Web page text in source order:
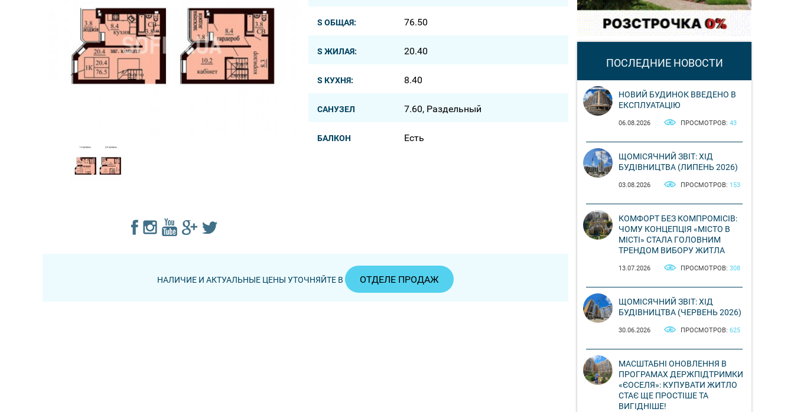
S ОБЩАЯ: 76.50
S ЖИЛАЯ: 20.40
S КУХНЯ: 8.40
САНУЗЕЛ 7.60, Раздельный
БАЛКОН Есть
НАЛИЧИЕ И АКТУАЛЬНЫЕ ЦЕНЫ УТОЧНЯЙТЕ В ОТДЕЛЕ ПРОДАЖ
ПОСЛЕДНИЕ НОВОСТИ
НОВИЙ БУДИНОК ВВЕДЕНО В
ЕКСПЛУАТАЦІЮ
06.08.2026 ПРОСМОТРОВ: 43
ЩОМІСЯЧНИЙ ЗВІТ: ХІД
БУДІВНИЦТВА (ЛИПЕНЬ 2026)
03.08.2026 ПРОСМОТРОВ: 153
КОМФОРТ БЕЗ КОМПРОМІСІВ:
ЧОМУ КОНЦЕПЦІЯ «МІСТО В
МІСТІ» СТАЛА ГОЛОВНИМ
ТРЕНДОМ ВИБОРУ ЖИТЛА
13.07.2026 ПРОСМОТРОВ: 308
ЩОМІСЯЧНИЙ ЗВІТ: ХІД
БУДІВНИЦТВА (ЧЕРВЕНЬ 2026)
30.06.2026 ПРОСМОТРОВ: 625
МАСШТАБНІ ОНОВЛЕННЯ В
ПРОГРАМАХ ДЕРЖПІДТРИМКИ
«ЄОСЕЛЯ»: КУПУВАТИ ЖИТЛО
СТАЄ ЩЕ ПРОСТІШЕ ТА
ВИГІДНІШЕ!